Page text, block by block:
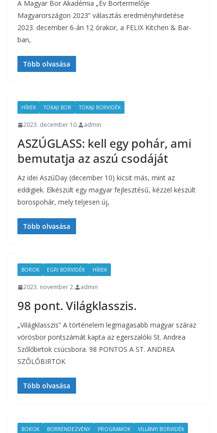
A Magyar Bor Akadémia „Év Bortermelője
Magyarországon 2023” választás eredményhirdetése
2023. december 6-án 12 órakor, a FELIX Kitchen & Bar-
ban,
Több olvasása
HÍREK TOKAJI BOR TOKAJI BORVIDÉK
2023. december 10. admin
ASZÚGLASS: kell egy pohár, ami
bemutatja az aszú csodáját
Az idei AszúDay (december 10) kicsit más, mint az
eddigiek. Elkészült egy magyar fejlesztésű, kézzel készült
borospohár, mely teljesen új,
Több olvasása
BOROK EGRI BORVIDÉK HÍREK
2023. november 2. admin
98 pont. Világklasszis.
„Világklasszis” A történelem legmagasabb magyar száraz
vörösbor pontszámát kapta az egerszalóki St. Andrea
Szőlőbirtok csúcsbora. 98 PONTOS A ST. ANDREA
SZŐLŐBIRTOK
Több olvasása
BOROK BORRENDEZVÉNY PROGRAMOK VILLÁNYI BORVIDÉK